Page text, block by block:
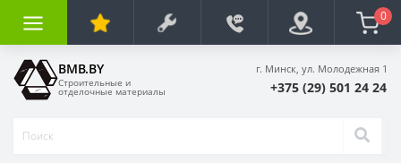
0
BMB.BY
Строительные и
отделочные материалы
г. Минск, ул. Молодежная 1
+375 (29) 501 24 24